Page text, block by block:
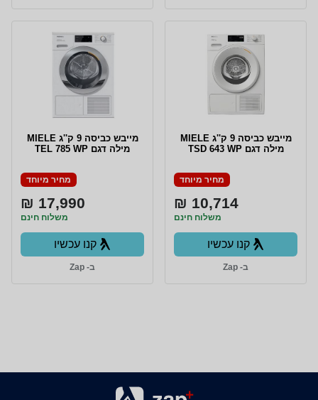
מייבש כביסה 9 ק''ג MIELE
מילה דגם TSD 643 WP
מחיר מיוחד
10,714 ₪
משלוח חינם
קנו עכשיו
ב- Zap
מייבש כביסה 9 ק''ג MIELE
מילה דגם TEL 785 WP
מחיר מיוחד
17,990 ₪
משלוח חינם
קנו עכשיו
ב- Zap